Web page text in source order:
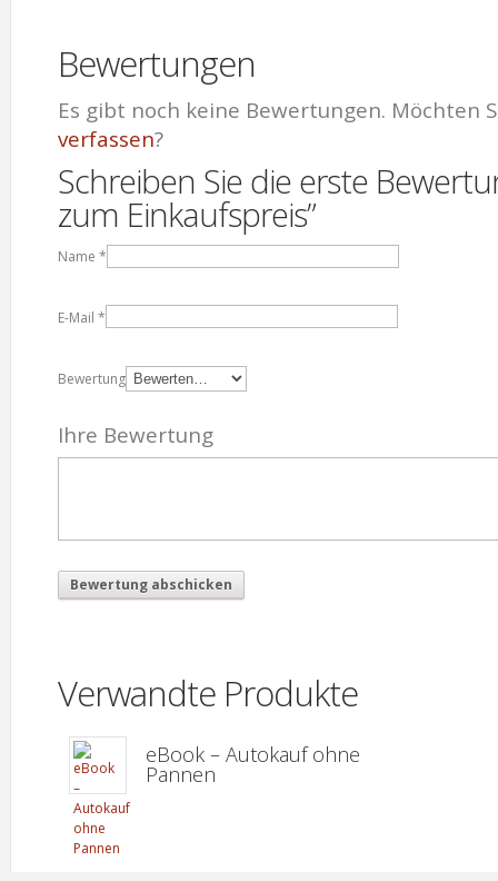
Bewertungen
Es gibt noch keine Bewertungen. Möchten
verfassen?
Schreiben Sie die erste
zum Einkaufspreis”
Name *
E-Mail *
Bewertung
Ihre Bewertung
Verwandte Produkte
eBook – Autokauf ohne
Pannen